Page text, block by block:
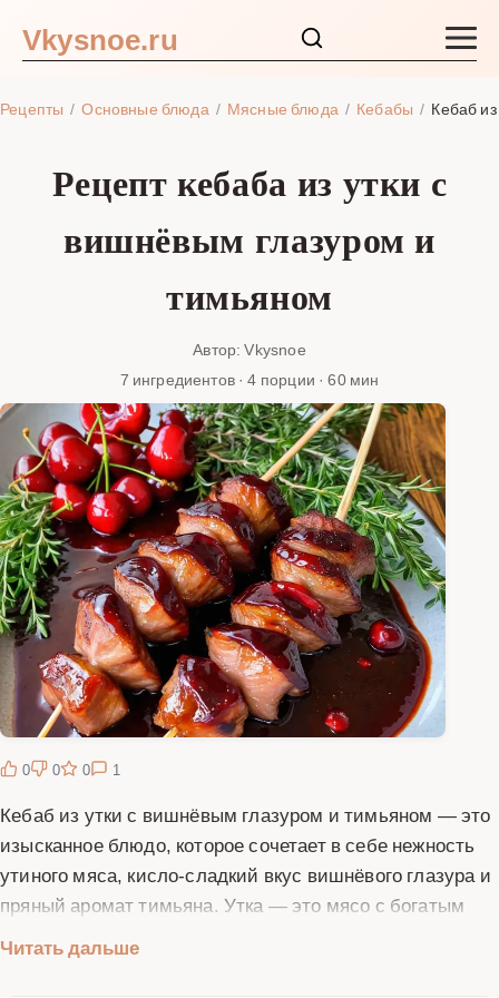
Vkysnoe.ru
Рецепты Основные блюда Мясные блюда Кебабы Кебаб
Рецепт кебаба из утки с
вишнёвым глазуром и
тимьяном
Автор: Vkysnoe
7 ингредиентов · 4 порции · 60 мин
0 0 0 1
Кебаб из утки с вишнёвым глазуром и тимьяном — это
изысканное блюдо, которое сочетает в себе нежность
утиного мяса, кисло-сладкий вкус вишнёвого глазура и
пряный аромат тимьяна. Утка — это мясо с богатым
для приготовления на гриле или в духовке. Вишнёвый
Читать дальше